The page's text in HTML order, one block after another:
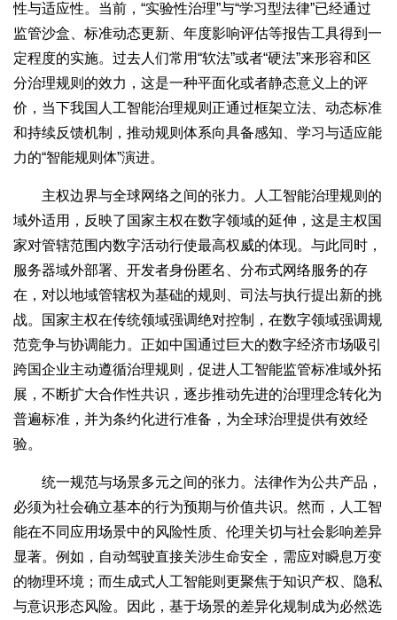
性与适应性。当前，“实验性治理”与“学习型法律”已经通过
监管沙盒、标准动态更新、年度影响评估等报告工具得到一
定程度的实施。过去人们常用“软法”或者“硬法”来形容和区
分治理规则的效力，这是一种平面化或者静态意义上的评
价，当下我国人工智能治理规则正通过框架立法、动态标准
和持续反馈机制，推动规则体系向具备感知、学习与适应能
力的“智能规则体”演进。
主权边界与全球网络之间的张力。人工智能治理规则的
域外适用，反映了国家主权在数字领域的延伸，这是主权国
家对管辖范围内数字活动行使最高权威的体现。与此同时，
服务器域外部署、开发者身份匿名、分布式网络服务的存
在，对以地域管辖权为基础的规则、司法与执行提出新的挑
战。国家主权在传统领域强调绝对控制，在数字领域强调规
范竞争与协调能力。正如中国通过巨大的数字经济市场吸引
跨国企业主动遵循治理规则，促进人工智能监管标准域外拓
展，不断扩大合作性共识，逐步推动先进的治理理念转化为
普遍标准，并为条约化进行准备，为全球治理提供有效经
验。
统一规范与场景多元之间的张力。法律作为公共产品，
必须为社会确立基本的行为预期与价值共识。然而，人工智
能在不同应用场景中的风险性质、伦理关切与社会影响差异
显著。例如，自动驾驶直接关涉生命安全，需应对瞬息万变
的物理环境；而生成式人工智能则更聚焦于知识产权、隐私
与意识形态风险。因此，基于场景的差异化规制成为必然选